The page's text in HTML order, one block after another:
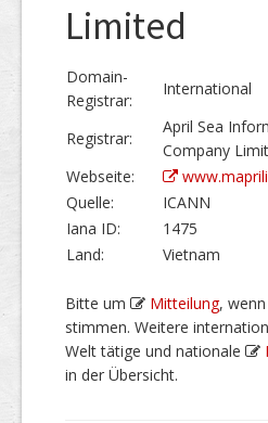
Limited
Domain-
Registrar:
International
Registrar:
April Sea
Company
Webseite:
Quelle:
ICANN
Iana ID:
1475
Land:
Vietnam
Bitte um Mitteilung,
stimmen. Weitere
Welt tätige und nationale
in der Übersicht.